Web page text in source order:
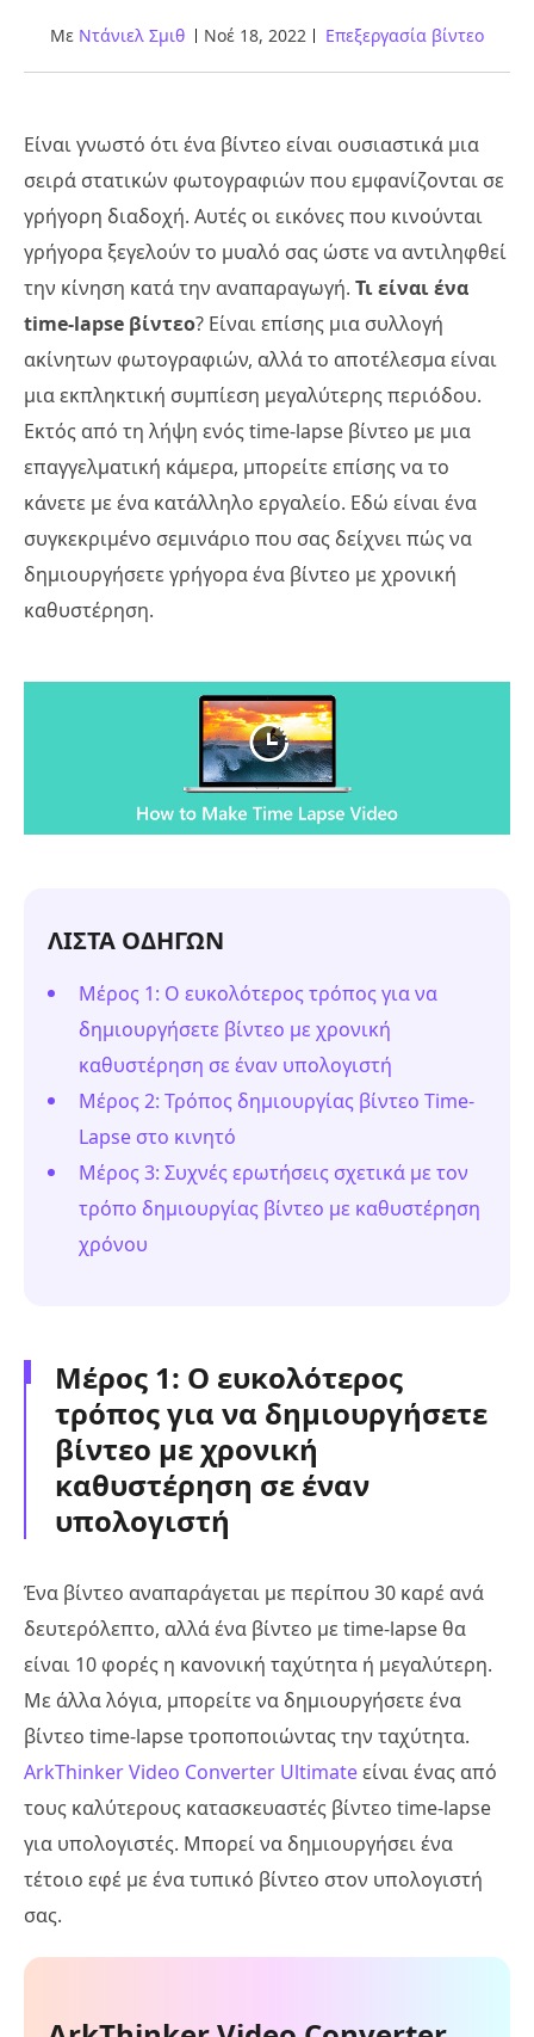
Με Ντάνιελ Σμιθ Νοέ 18, 2022 Επεξεργασία βίντεο
Είναι γνωστό ότι ένα βίντεο είναι ουσιαστικά μια
σειρά στατικών φωτογραφιών που εμφανίζονται σε
γρήγορη διαδοχή. Αυτές οι εικόνες που κινούνται
γρήγορα ξεγελούν το μυαλό σας ώστε να αντιληφθεί
την κίνηση κατά την αναπαραγωγή. Τι είναι ένα
time-lapse βίντεο? Είναι επίσης μια συλλογή
ακίνητων φωτογραφιών, αλλά το αποτέλεσμα είναι
μια εκπληκτική συμπίεση μεγαλύτερης περιόδου.
Εκτός από τη λήψη ενός time-lapse βίντεο με μια
επαγγελματική κάμερα, μπορείτε επίσης να το
κάνετε με ένα κατάλληλο εργαλείο. Εδώ είναι ένα
συγκεκριμένο σεμινάριο που σας δείχνει πώς να
δημιουργήσετε γρήγορα ένα βίντεο με χρονική
καθυστέρηση.
ΛΙΣΤΑ ΟΔΗΓΩΝ
Μέρος 1: Ο ευκολότερος τρόπος για να
δημιουργήσετε βίντεο με χρονική
καθυστέρηση σε έναν υπολογιστή
Μέρος 2: Τρόπος δημιουργίας βίντεο Time-
Lapse στο κινητό
Μέρος 3: Συχνές ερωτήσεις σχετικά με τον
τρόπο δημιουργίας βίντεο με καθυστέρηση
χρόνου
Μέρος 1: Ο ευκολότερος
τρόπος για να δημιουργήσετε
βίντεο με χρονική
καθυστέρηση σε έναν
υπολογιστή
Ένα βίντεο αναπαράγεται με περίπου 30 καρέ ανά
δευτερόλεπτο, αλλά ένα βίντεο με time-lapse θα
είναι 10 φορές η κανονική ταχύτητα ή μεγαλύτερη.
Με άλλα λόγια, μπορείτε να δημιουργήσετε ένα
βίντεο time-lapse τροποποιώντας την ταχύτητα.
ArkThinker Video Converter Ultimateείναι ένας από
τους καλύτερους κατασκευαστές βίντεο time-lapse
για υπολογιστές. Μπορεί να δημιουργήσει ένα
τέτοιο εφέ με ένα τυπικό βίντεο στον υπολογιστή
σας.